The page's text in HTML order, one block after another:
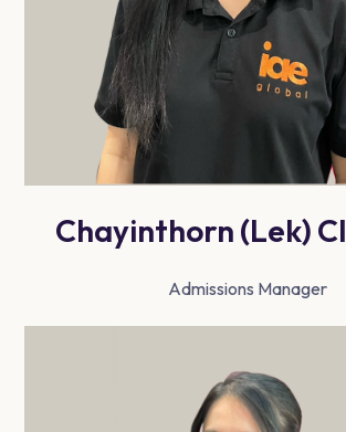
Chayinthorn (Lek)
Admissions Manager